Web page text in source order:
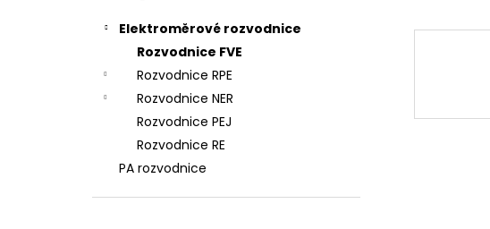
Elektroměrové rozvodnice
Rozvodnice FVE
Rozvodnice RPE
Rozvodnice NER
Rozvodnice PEJ
Rozvodnice RE
PA rozvodnice